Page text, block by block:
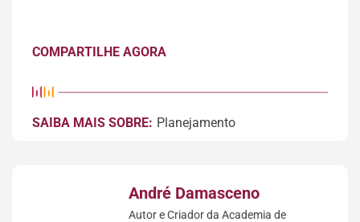
COMPARTILHE AGORA
SAIBA MAIS SOBRE: Planejamento
André Damasceno
Autor e Criador da Academia de